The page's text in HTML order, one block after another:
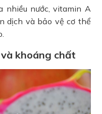
nhiều nước, vitamin A
dịch và bảo vệ cơ thể
khoáng chất